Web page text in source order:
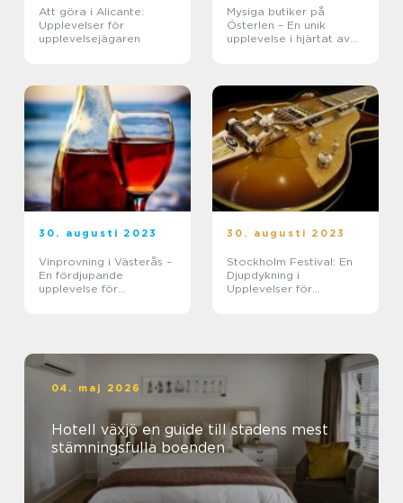
Att göra i Alicante:
Upplevelser för
upplevelsejägaren
Mysiga butiker på
Österlen – En unik
upplevelse i hjärtat av
30. augusti 2023
Vinprovning i Västerås –
En fördjupande
upplevelse för
30. augusti 2023
Stockholm Festival: En
Djupdykning i
Upplevelser för
04. maj 2026
Hotell växjö en guide till stadens mest
stämningsfulla boenden